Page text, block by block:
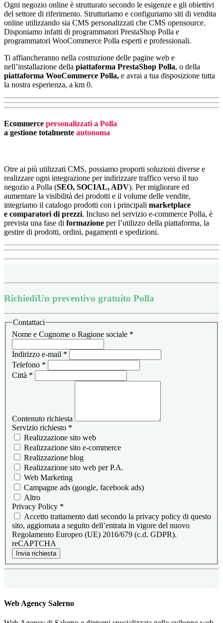
Ogni negozio online è strutturato secondo le esigenze e gli obiettivi
del settore di riferimento. Strutturiamo e configuriamo siti di vendita
online utilizzando sia CMS personalizzati che CMS opensource.
Disponiamo infatti di programmatori PrestaShop Polla e
programmatori WooCommerce Polla esperti e professionali.
Ti affiancheranno nella costruzione delle pagine web e
nell’installazione della piattaforma PrestaShop Polla, o della
piattaforma WooCommerce Polla, e avrai a tua disposizione tutta
la nostra esperienza, a km 0.
Ecommerce personalizzati a Polla
a gestione totalmente autonoma
Otre ai più utilizzati CMS, possiamo proporti soluzioni diverse e
realizzare ogni integrazione per indirizzare traffico verso il tuo
negozio a Polla (SEO, SOCIAL, ADV). Per migliorare ed
aumentare la visibilità dei prodotti e il volume delle vendite,
integriamo il catalogo prodotti con i principali marketplace
e comparatori di prezzi. Incluso nel servizio e-commerce Polla, è
prevista una fase di formazione per l’utilizzo della piattaforma, la
gestire di prodotti, ordini, pagamenti e spedizioni.
RichiediUn preventivo gratuito Polla
Contattaci
Nome e Cognome o Ragione sociale *
Indirizzo e-mail *
Telefono *
Città *
Contenuto richiesta
Servizio richiesto *
Realizzazione sito web
Realizzazione sito e-commerce
Realizzazione blog
Realizzazione sito web per P.A.
Web Marketing
Campagne ads (google, facebook ads)
Altro
Privacy Policy *
Accetto trattamento dati secondo la privacy policy di questo
sito, aggiornata a seguito dell’entrata in vigore del nuovo
Regolamento Europeo (UE) 2016/679 (c.d. GDPR).
reCAPTCHA
Invia richiesta
Web Agency Salerno